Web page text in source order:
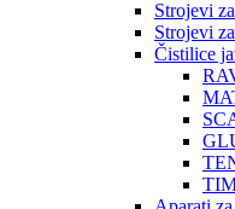
Strojevi
Strojevi
Čistilice